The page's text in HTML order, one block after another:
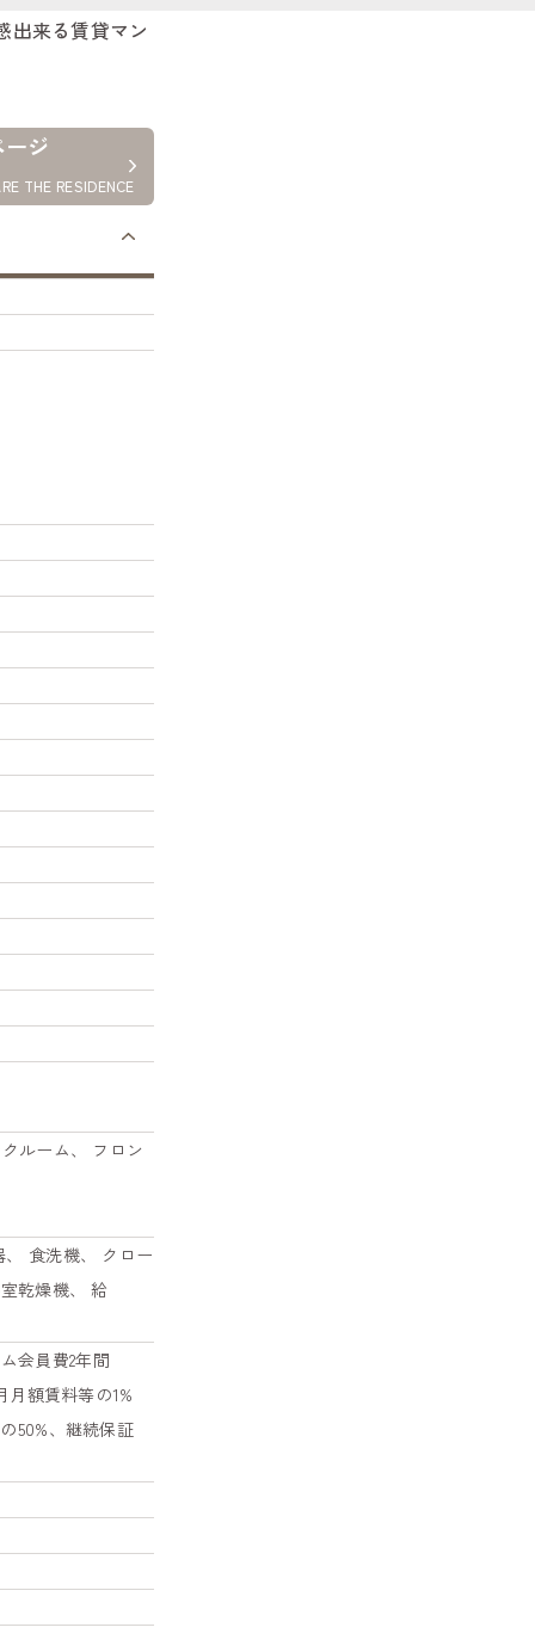
出来る賃貸マン
ジ
THE RESIDENCE
ルーム、 フロン
食洗機、 クロー
乾燥機、 給
会員費2年間
額賃料等の1%
50%、継続保証